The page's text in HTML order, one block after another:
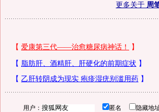
更多关于 周
用户： 匿名 隐藏地